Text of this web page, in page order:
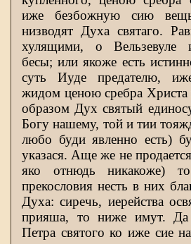
иже безбожную сию
низводят Духа святаго.
хулящими, о Вельзевуле
бесы; или якоже есть
суть Иуде предателю,
жидом ценою сребра
образом Дух святый
Богу нашему, той и тии
любо буди явленно есть)
указася. Аще же не
яко отнюдь никакоже)
прекословия несть в них
Духа: сиречь, иерейства
прияша, то ниже имут. Да
Петра святого ко иже сие